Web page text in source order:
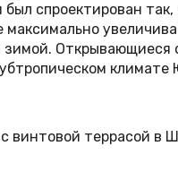
спроектирован
максимально
зимой.